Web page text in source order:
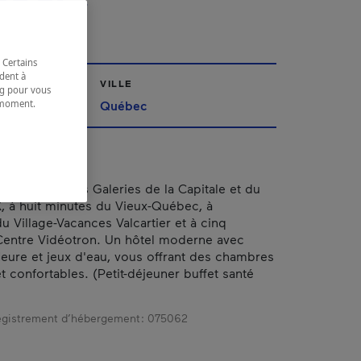
VILLE
Québec
situé près des Galeries de la Capitale et du
à huit minutes du Vieux-Québec, à
Village-Vacances Valcartier et à cinq
Vidéotron. Un hôtel moderne avec
et jeux d'eau, vous offrant des chambres
confortables. (Petit-déjeuner buffet santé
d’hébergement : 075062
à
pour vous